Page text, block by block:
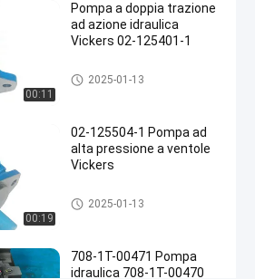
Contattaci
ora
00:11
Pompa a doppia trazione
ad azione idraulica
Vickers 02-125401-1
Pompa idraulica a palette
2025-01-13
00:19
02-125504-1 Pompa ad
alta pressione a ventole
Vickers
Pompa idraulica a palette
2025-01-13
708-1T-00471 Pompa
idraulica 708-1T-00470